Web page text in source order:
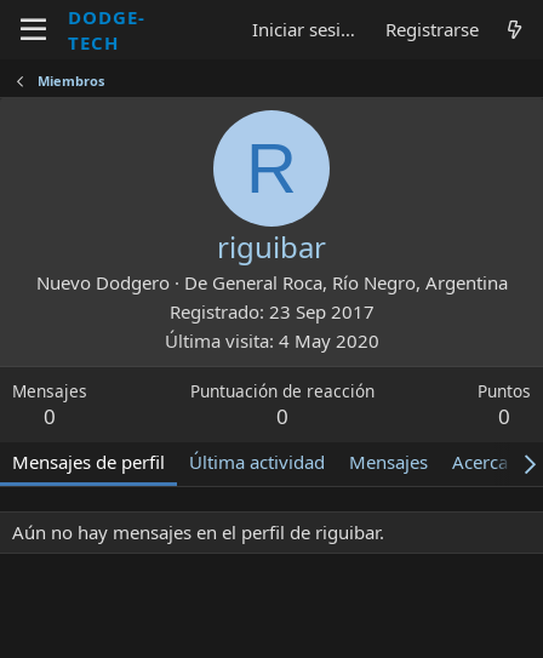
DODGE-
TECH
Iniciar sesión Registrarse
Miembros
R
riguibar
Nuevo Dodgero · De General Roca, Río Negro, Argentina
Registrado 23 Sep 2017
Última visita 4 May 2020
Mensajes
0
Puntuación de reacción
0
Puntos
0
Mensajes de perfil Última actividad Mensajes Acerca de
Aún no hay mensajes en el perfil de riguibar.